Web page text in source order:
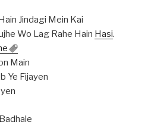
Jindagi Mein Kai
Wo Lag Rahe Hain Hasi.
Main
Ye Fijayen